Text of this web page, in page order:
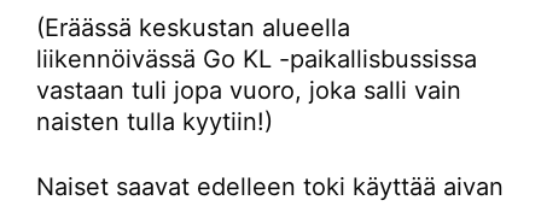
(Eräässä keskustan alueella
liikennöivässä Go KL -paikallisbussissa
vastaan tuli jopa vuoro, joka salli vain
naisten tulla kyytiin!)
Naiset saavat edelleen toki käyttää aivan